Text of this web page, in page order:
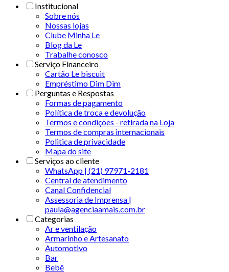
Institucional
Sobre nós
Nossas lojas
Clube Minha Le
Blog da Le
Trabalhe conosco
Serviço Financeiro
Cartão Le biscuit
Empréstimo Dim Dim
Perguntas e Respostas
Formas de pagamento
Política de troca e devolução
Termos e condições - retirada na Loja
Termos de compras internacionais
Politica de privacidade
Mapa do site
Serviços ao cliente
WhatsApp | (21) 97971-2181
Central de atendimento
Canal Confidencial
Assessoria de Imprensa |
paula@agenciaamais.com.br
Categorias
Ar e ventilação
Armarinho e Artesanato
Automotivo
Bar
Bebê